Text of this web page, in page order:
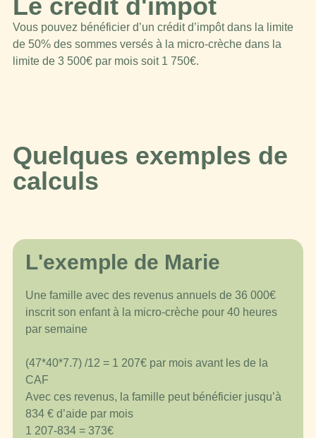
Le crédit d'impôt
Vous pouvez bénéficier d’un crédit d’impôt dans la limite
de 50% des sommes versés à la micro-crèche dans la
limite de 3 500€ par mois soit 1 750€.
Quelques exemples de
calculs
L'exemple de Marie
Une famille avec des revenus annuels de 36 000€
inscrit son enfant à la micro-crèche pour 40 heures
par semaine
(47*40*7.7) /12 = 1 207€ par mois avant les de la
CAF
Avec ces revenus, la famille peut bénéficier jusqu’à
834 € d’aide par mois
1 207-834 = 373€